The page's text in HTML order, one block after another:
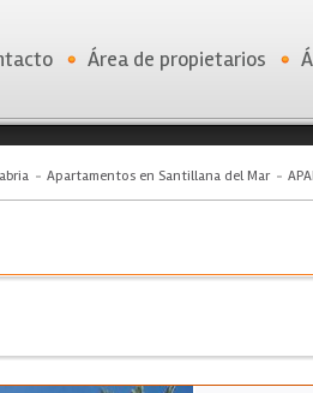
Área de propietarios
Apartamentos en Santillana del Mar